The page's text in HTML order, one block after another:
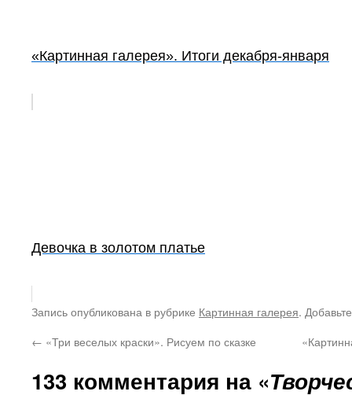
«Картинная галерея». Итоги декабря-января
Девочка в золотом платье
Запись опубликована в рубрике Картинная галерея.
← «Три веселых краски». Рисуем по сказке
133 комментария на «